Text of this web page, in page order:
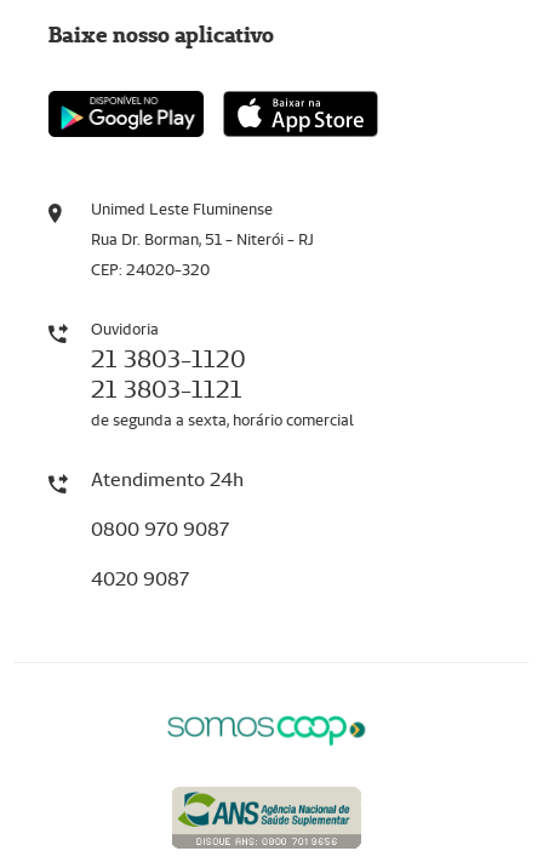
Unimed Leste Fluminense
Rua Dr. Borman, 51 - Niterói - RJ
CEP: 24020-320
Ouvidoria
21 3803-1120
21 3803-1121
de segunda a sexta, horário comercial
Atendimento 24h
0800 970 9087
4020 9087
Baixe nosso aplicativo